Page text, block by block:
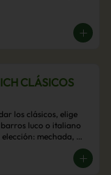
CLÁSICOS
los clásicos, elige
luco o italiano
mechada,
papas fritas.